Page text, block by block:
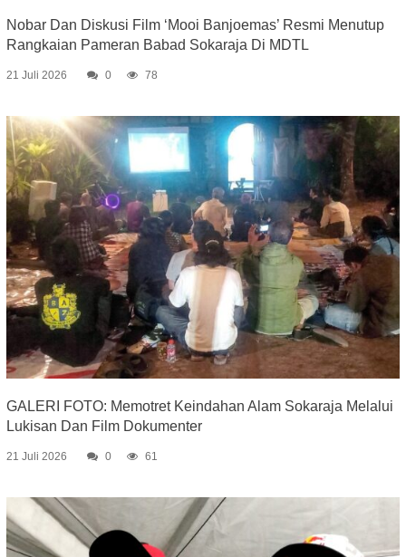
Nobar Dan Diskusi Film ‘Mooi Banjoemas’ Resmi Menutup
Rangkaian Pameran Babad Sokaraja Di MDTL
21 Juli 2026 0 78
GALERI FOTO: Memotret Keindahan Alam Sokaraja Melalui
Lukisan Dan Film Dokumenter
21 Juli 2026 0 61